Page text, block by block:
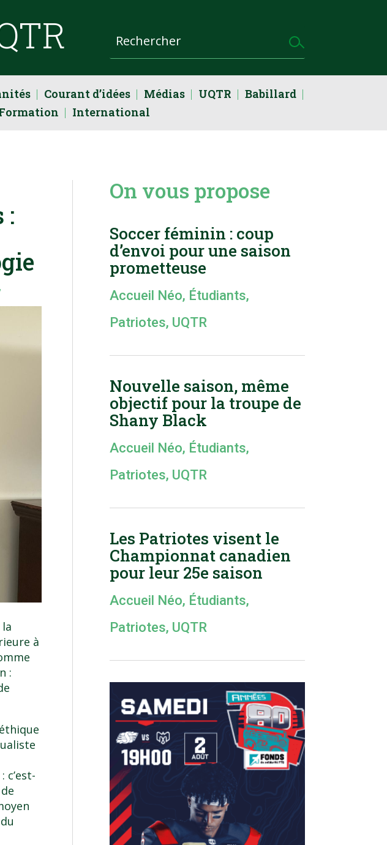
Courant d’idées Médias UQTR
Babillard
International
:
,
à
:
On vous propose
Soccer féminin : coup
d’envoi pour une saison
prometteuse
Accueil Néo, Étudiants,
Patriotes, UQTR
Nouvelle saison, même
objectif pour la troupe de
Shany Black
Accueil Néo, Étudiants,
Patriotes, UQTR
Les Patriotes visent le
Championnat canadien
pour leur 25e saison
Accueil Néo, Étudiants,
Patriotes, UQTR